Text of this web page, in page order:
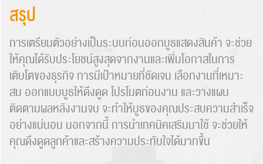
สรุป
การเตรียมตัวอย่างเป็นระบบก่อนออกบูธแสดงสินค้า จะช่วย
ให้คุณได้รับประโยชน์สูงสุดจากงานและเพิ่มโอกาสในการ
เติบโตของธุรกิจ การมีเป้าหมายที่ชัดเจน เลือกงานที่เหมาะ
สม ออกแบบบูธให้ดึงดูด โปรโมตก่อนงาน และวางแผน
ติดตามผลหลังงานจบ จะทำให้บูธของคุณประสบความสำเร็จ
อย่างแน่นอน นอกจากนี้ การนำเทคนิคเสริมมาใช้ จะช่วยให้
คุณดึงดูดลูกค้าและสร้างความประทับใจได้มากขึ้น